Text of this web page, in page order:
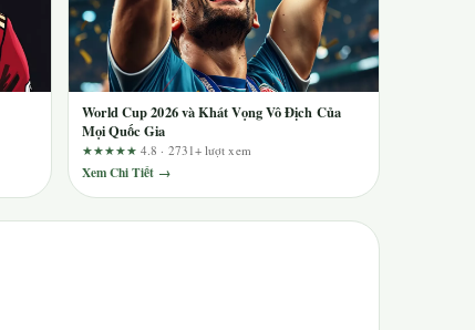
World Cup 2026 và Khát Vọng Vô Địch Của
Mọi Quốc Gia
★★★★★4.8 · 2731+ lượt xem
Xem Chi Tiết →